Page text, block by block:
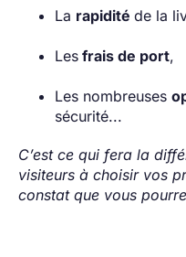
La rapidité de la
Les frais de port,
Les nombreuses
sécurité...
C’est ce qui fera la
visiteurs à choisir vos
constat que vous